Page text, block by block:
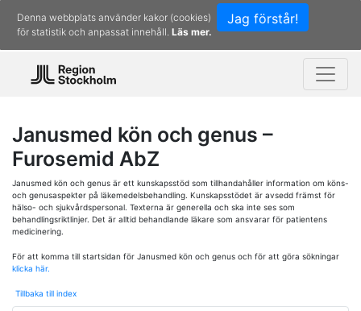
Jag förstår!
Denna webbplats använder kakor (cookies)
för statistik och anpassat innehåll. Läs mer.
Janusmed kön och genus –
Furosemid AbZ
Janusmed kön och genus är ett kunskapsstöd som tillhandahåller information om köns-
och genusaspekter på läkemedelsbehandling. Kunskapsstödet är avsedd främst för
hälso- och sjukvårdspersonal. Texterna är generella och ska inte ses som
behandlingsriktlinjer. Det är alltid behandlande läkare som ansvarar för patientens
medicinering.
För att komma till startsidan för Janusmed kön och genus och för att göra sökningar
klicka här.
Tillbaka till index